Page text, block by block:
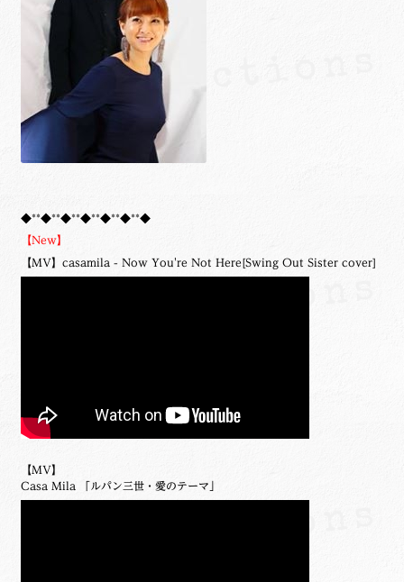
◆**◆**◆**◆**◆**◆**◆
【New】
【MV】casamila - Now You're Not Here[Swing Out Sister cover]
【MV】
Casa Mila 「ルパン三世・愛のテーマ」